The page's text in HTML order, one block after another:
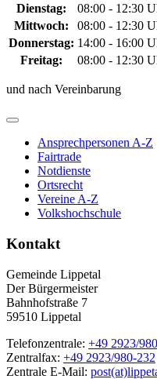
Dienstag:
08:00 - 12:30
Mittwoch:
08:00 - 12:30
Donnerstag: 14:00 - 16:00
Freitag:
08:00 - 12:30
und nach Vereinbarung
Ansprechpersonen A-Z
Fairtrade
Notdienste
Ortsrecht
Vereine A-Z
Volkshochschule
Kontakt
Gemeinde Lippetal
Der Bürgermeister
Bahnhofstraße 7
59510 Lippetal
Telefonzentrale: +49 2923/
Zentralfax: +49 2923/980-232
Zentrale E-Mail: